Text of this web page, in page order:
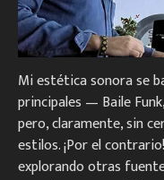
Mi estética sonora se
principales — Baile
pero, claramente, sin
estilos. ¡Por el
explorando otras